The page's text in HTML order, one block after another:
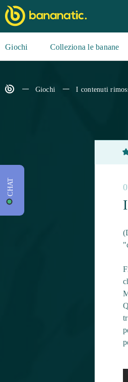
Giochi Colleziona le banane
Giochi I contenuti
CHAT